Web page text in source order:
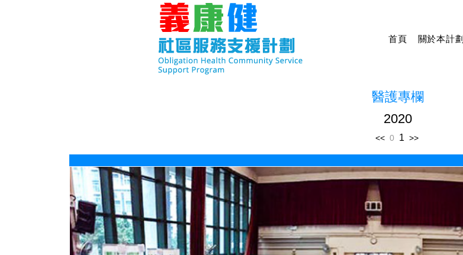
首頁 關於本計劃
醫護專欄
2020
<< 0 1 >>